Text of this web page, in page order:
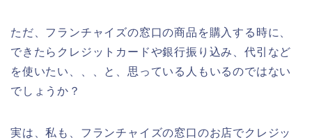
ただ、フランチャイズの窓口の商品を購入する時に、
できたらクレジットカードや銀行振り込み、代引など
を使いたい、、、と、思っている人もいるのではない
でしょうか？
実は、私も、フランチャイズの窓口のお店でクレジッ